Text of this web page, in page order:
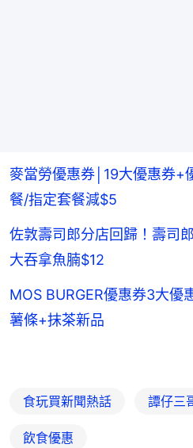
麥當勞優惠券│19大優惠券+
餐/指定套餐減$5
佐敦壽司郎分店回歸！壽司
大吞拿魚腩$12
MOS BURGER優惠券3大優
薯條+抹茶新品
食玩買新聞熱話 譚仔三
飲食優惠